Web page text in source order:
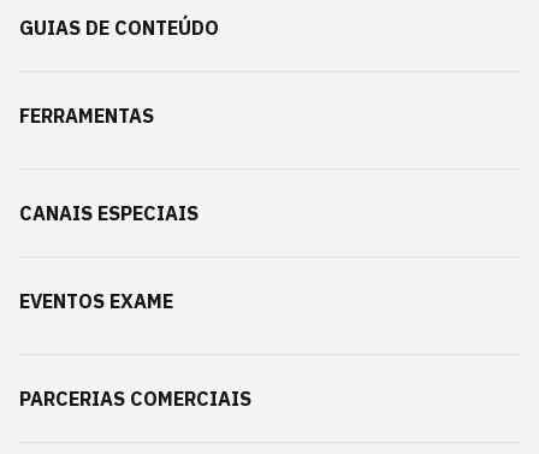
GUIAS DE CONTEÚDO
FERRAMENTAS
CANAIS ESPECIAIS
EVENTOS EXAME
PARCERIAS COMERCIAIS